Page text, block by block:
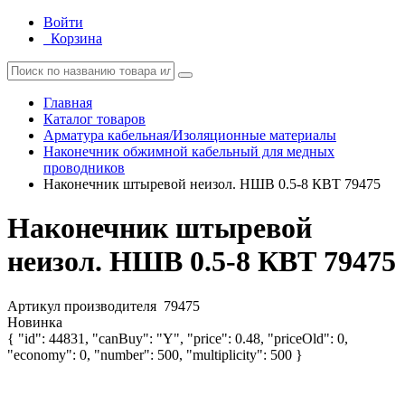
Войти
Корзина
Главная
Каталог товаров
Арматура кабельная/Изоляционные материалы
Наконечник обжимной кабельный для медных
проводников
Наконечник штыревой неизол. НШВ 0.5-8 КВТ 79475
Наконечник штыревой
неизол. НШВ 0.5-8 КВТ 79475
Артикул производителя 79475
Новинка
{ "id": 44831, "canBuy": "Y", "price": 0.48, "priceOld": 0,
"economy": 0, "number": 500, "multiplicity": 500 }